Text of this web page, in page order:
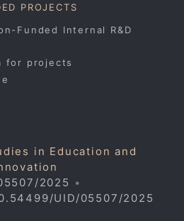
PROJECTS
Funded Internal R&D
for projects
in Education and
2025 •
UID/05507/2025